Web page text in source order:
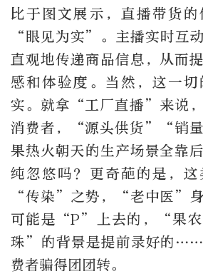
比于图文展示，直播带货
“眼见为实”。主播实时互
直观地传递商品信息，从而
感和体验度。当然，这一
实。就拿“工厂直播”来说
消费者，“源头供货”“销
果热火朝天的生产场景全靠
纯忽悠吗？更奇葩的是，
“传染”之势，“老中医”身
可能是“P”上去的，“果
珠”的背景是提前录好的……
费者骗得团团转。